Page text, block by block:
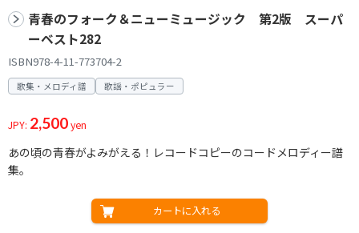
青春のフォーク＆ニューミュージック 第2版 スーパ
ーベスト282
ISBN978-4-11-773704-2
歌集・メロディ譜 歌謡・ポピュラー
JPY: 2,500yen
あの頃の青春がよみがえる！レコードコピーのコードメロディー譜
集。
カートに入れる